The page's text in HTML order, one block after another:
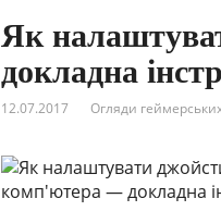
Як
докладна
12.07.2017 Огляди